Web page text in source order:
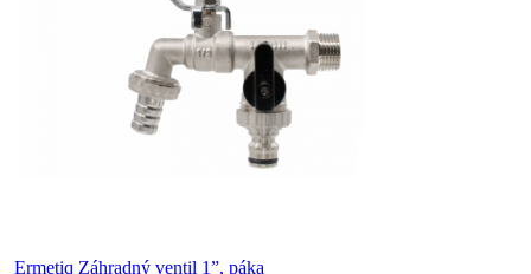
Ermetiq Záhradný ventil 1”, páka